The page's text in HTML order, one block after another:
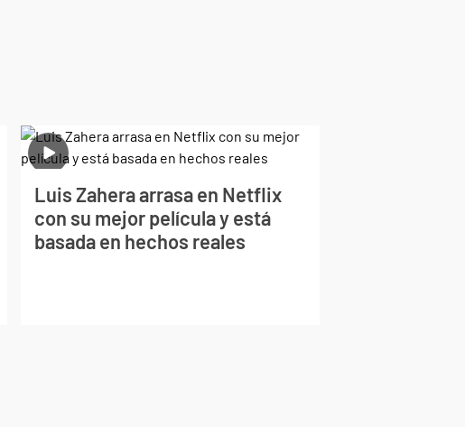
Luis Zahera arrasa en Netflix
con su mejor película y está
basada en hechos reales